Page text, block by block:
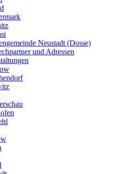
Neustadt (Dosse)
und Adressen